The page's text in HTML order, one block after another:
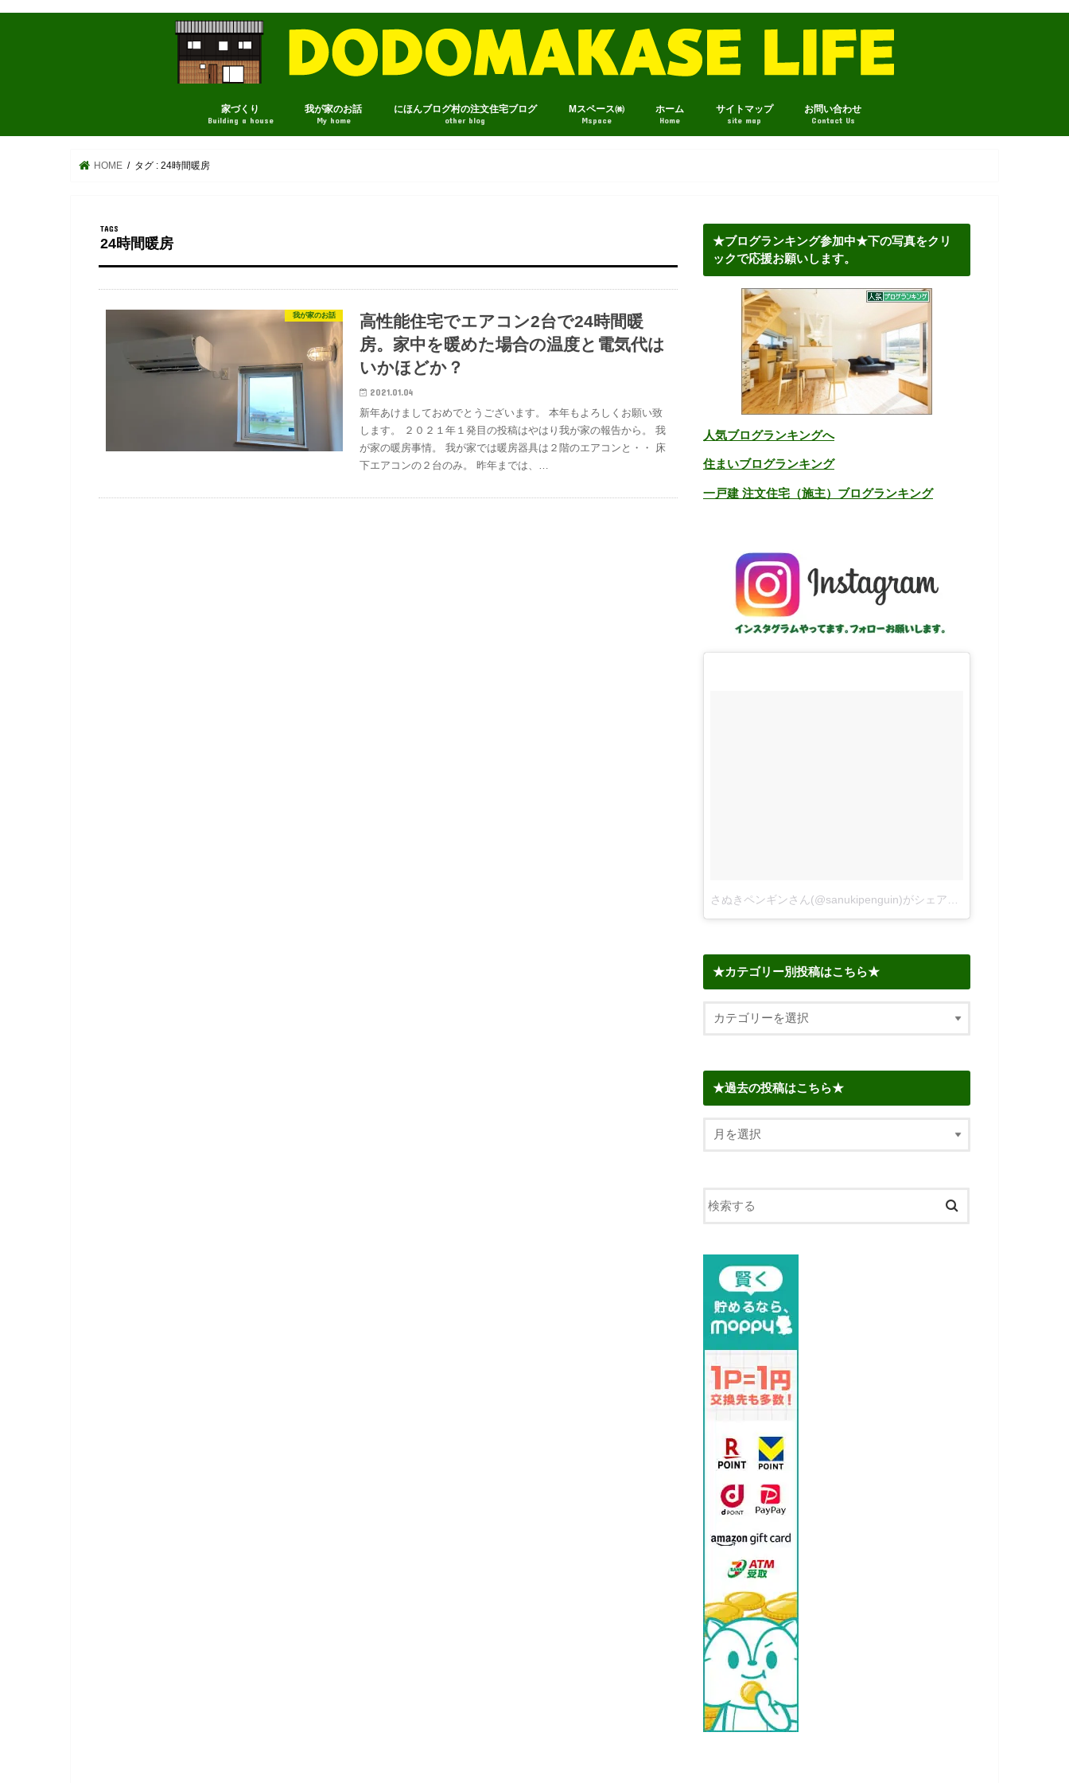
家づくり
Building a house
我が家のお話
My home
にほんブログ村の注文住宅ブログ
other blog
Mスペース㈱
Mspace
ホーム
Home
サイトマップ
site map
お問い合わせ
Contact Us
HOME タグ : 24時間暖房
24時間暖房
我が家のお話
高性能住宅でエアコン2台で24時間暖
房。家中を暖めた場合の温度と電気代は
いかほどか？
2021.01.04
新年あけましておめでとうございます。 本年もよろしくお願い致
します。 ２０２１年１発目の投稿はやはり我が家の報告から。 我
が家の暖房事情。 我が家では暖房器具は２階のエアコンと・・ 床
下エアコンの２台のみ。 昨年までは、…
★ブログランキング参加中★下の写真をクリ
ックで応援お願いします。
人気ブログランキングへ
住まいブログランキング
一戸建 注文住宅（施主）ブログランキング
★カテゴリー別投稿はこちら★
★過去の投稿はこちら★